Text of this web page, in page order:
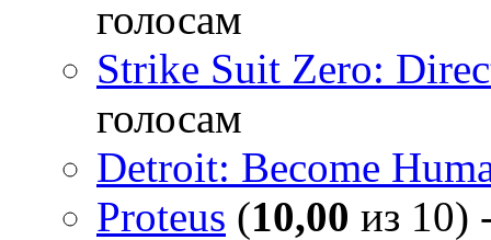
голосам
Strike Suit Zero:
голосам
Detroit: Become
Proteus (10,00 из 10)